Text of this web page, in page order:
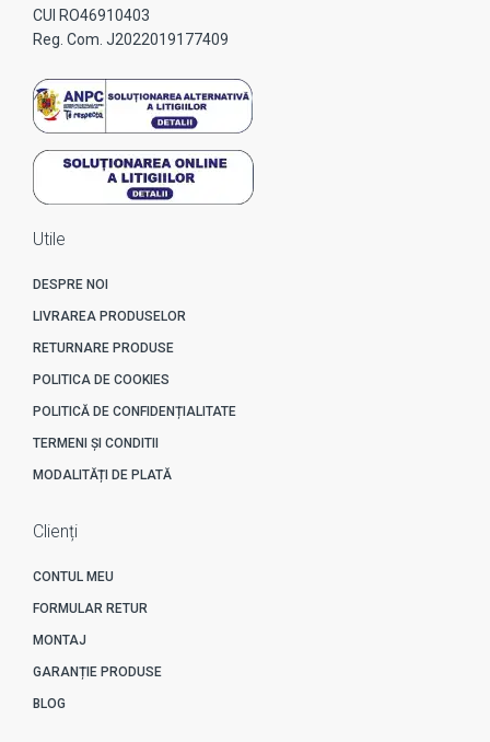
CUI RO46910403
Reg. Com. J2022019177409
Utile
DESPRE NOI
LIVRAREA PRODUSELOR
RETURNARE PRODUSE
POLITICA DE COOKIES
POLITICĂ DE CONFIDENȚIALITATE
TERMENI ȘI CONDITII
MODALITĂȚI DE PLATĂ
Clienți
CONTUL MEU
FORMULAR RETUR
MONTAJ
GARANȚIE PRODUSE
BLOG